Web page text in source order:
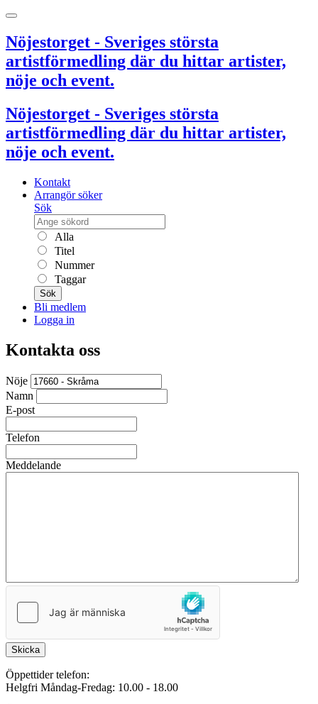
Nöjestorget - Sveriges största
artistförmedling där du hittar artister,
nöje och event.
Nöjestorget - Sveriges största
artistförmedling där du hittar artister,
nöje och event.
Kontakt
Arrangör söker
Sök
Alla
Titel
Nummer
Taggar
Sök
Bli medlem
Logga in
Kontakta oss
Nöje
Namn
E-post
Telefon
Meddelande
Skicka
Öppettider telefon:
Helgfri Måndag-Fredag: 10.00 - 18.00